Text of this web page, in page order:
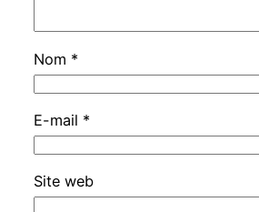
Nom *
E-mail *
Site web